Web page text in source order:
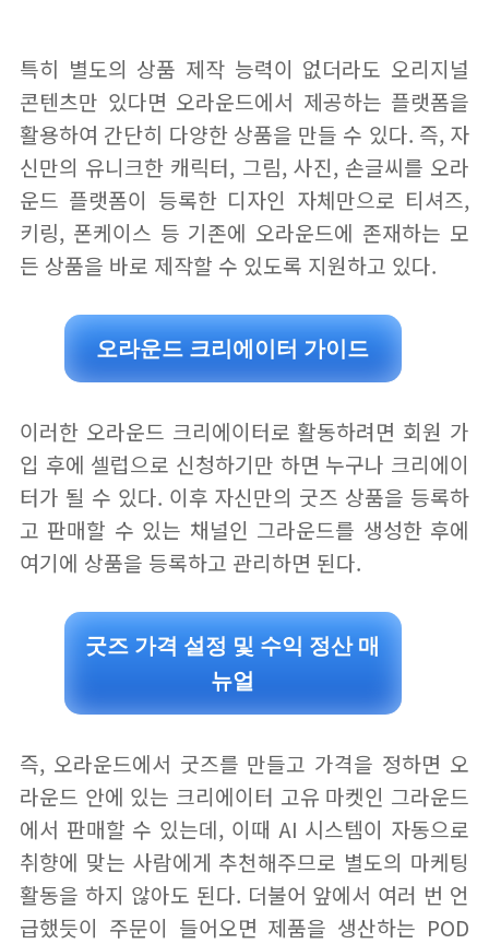
특히 별도의 상품 제작 능력이 없더라도 오리지널
콘텐츠만 있다면 오라운드에서 제공하는 플랫폼을
활용하여 간단히 다양한 상품을 만들 수 있다. 즉, 자
신만의 유니크한 캐릭터, 그림, 사진, 손글씨를 오라
운드 플랫폼이 등록한 디자인 자체만으로 티셔즈,
키링, 폰케이스 등 기존에 오라운드에 존재하는 모
든 상품을 바로 제작할 수 있도록 지원하고 있다.
오라운드 크리에이터 가이드
이러한 오라운드 크리에이터로 활동하려면 회원 가
입 후에 셀럽으로 신청하기만 하면 누구나 크리에이
터가 될 수 있다. 이후 자신만의 굿즈 상품을 등록하
고 판매할 수 있는 채널인 그라운드를 생성한 후에
여기에 상품을 등록하고 관리하면 된다.
굿즈 가격 설정 및 수익 정산 매
뉴얼
즉, 오라운드에서 굿즈를 만들고 가격을 정하면 오
라운드 안에 있는 크리에이터 고유 마켓인 그라운드
에서 판매할 수 있는데, 이때 AI 시스템이 자동으로
취향에 맞는 사람에게 추천해주므로 별도의 마케팅
활동을 하지 않아도 된다. 더불어 앞에서 여러 번 언
급했듯이 주문이 들어오면 제품을 생산하는 POD